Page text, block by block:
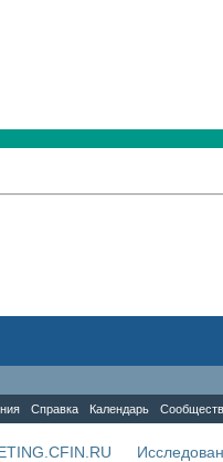
Справка Календарь